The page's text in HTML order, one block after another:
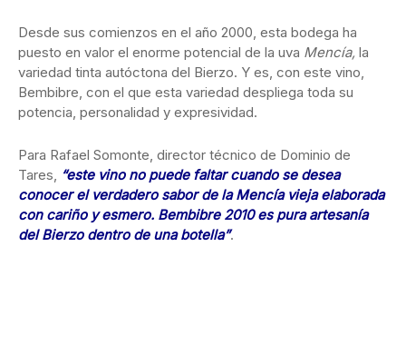
Desde sus comienzos en el año 2000, esta bodega ha
puesto en valor el enorme potencial de la uva Mencía, la
variedad tinta autóctona del Bierzo. Y es, con este vino,
Bembibre, con el que esta variedad despliega toda su
potencia, personalidad y expresividad.
Para Rafael Somonte, director técnico de Dominio de
Tares, “este vino no puede faltar cuando se desea
conocer el verdadero sabor de la Mencía vieja elaborada
con cariño y esmero. Bembibre 2010 es pura artesanía
del Bierzo dentro de una botella”.